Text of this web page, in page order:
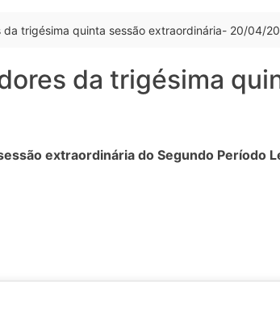
trigésima quinta sessão extraordinária- 20/04/
da trigésima
extraordinária do Segundo Período